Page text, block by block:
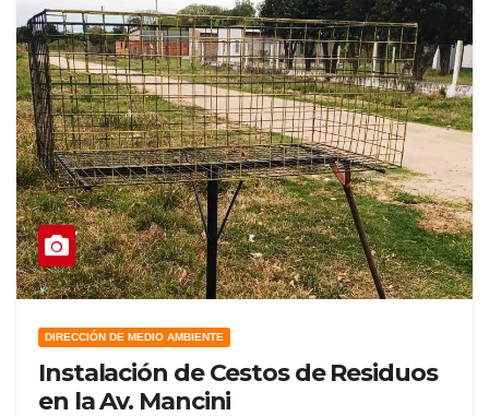
DIRECCIÓN DE MEDIO AMBIENTE
Instalación de Cestos de Residuos
en la Av. Mancini